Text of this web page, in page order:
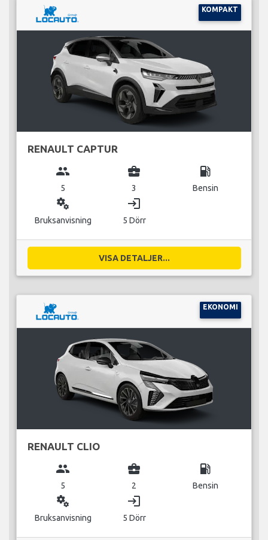
KOMPAKT
RENAULT CAPTUR
group
5
business_center
3
local_gas_station
Bensin
miscellaneous_services
Bruksanvisning
login
5 Dörr
VISA DETALJER...
EKONOMI
RENAULT CLIO
group
5
business_center
2
local_gas_station
Bensin
miscellaneous_services
Bruksanvisning
login
5 Dörr